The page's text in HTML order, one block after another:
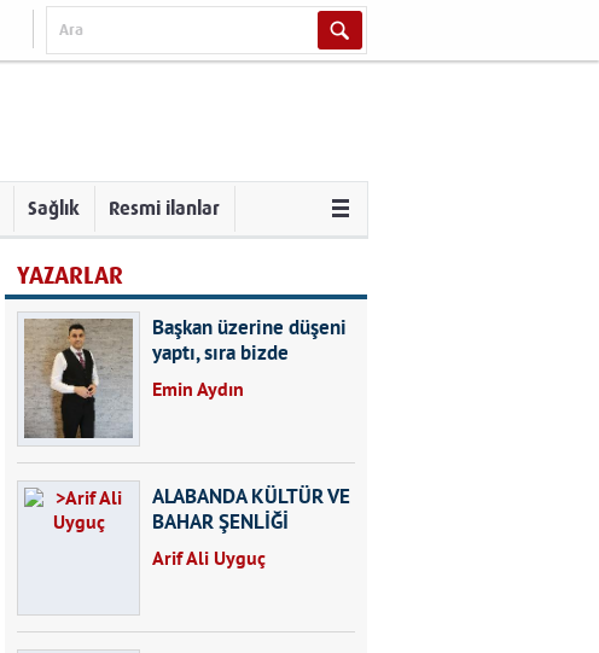
Sağlık Resmi ilanlar
YAZARLAR
Başkan üzerine düşeni
yaptı, sıra bizde
Emin Aydın
ALABANDA KÜLTÜR VE
BAHAR ŞENLİĞİ
Arif Ali Uyguç